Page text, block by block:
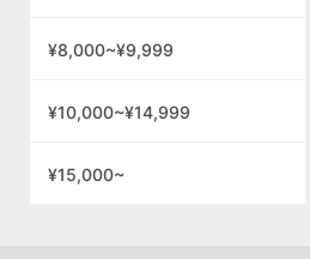
¥8,000~¥9,999
¥10,000~¥14,999
¥15,000~